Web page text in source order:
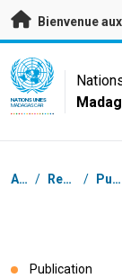
Passer au contenu
Bienvenue
UN Logo
NATIONS UNIES
MADAGASCAR
Fil d'Ariane
Accueil / Ressources / Publications
Publication